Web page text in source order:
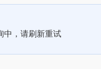
中，请刷新重试